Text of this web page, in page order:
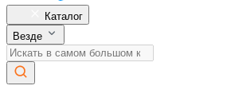
Каталог
Везде